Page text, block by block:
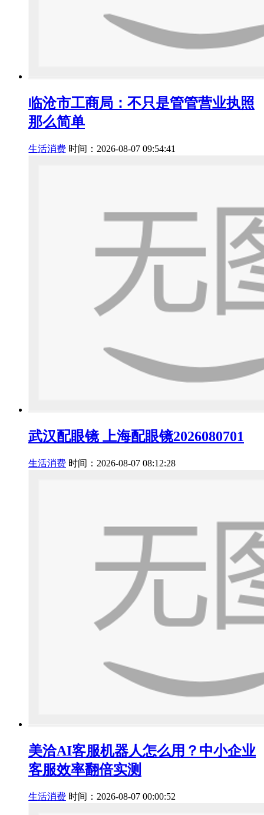
临沧市工商局：不只是管管营业执照
那么简单
生活消费 时间：2026-08-07 09:54:41
武汉配眼镜 上海配眼镜2026080701
生活消费 时间：2026-08-07 08:12:28
美洽AI客服机器人怎么用？中小企业
客服效率翻倍实测
生活消费 时间：2026-08-07 00:00:52